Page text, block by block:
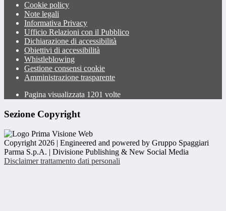
Cookie policy
Note legali
Informativa Privacy
Ufficio Relazioni con il Pubblico
Dichiarazione di accessibilità
Obiettivi di accessibilità
Whistleblowing
Gestione consensi cookie
Amministrazione trasparente
Pagina visualizzata 1201 volte
Sezione Copyright
Copyright 2026 | Engineered and powered by Gruppo Spaggiari
Parma S.p.A. | Divisione Publishing & New Social Media
Disclaimer trattamento dati personali